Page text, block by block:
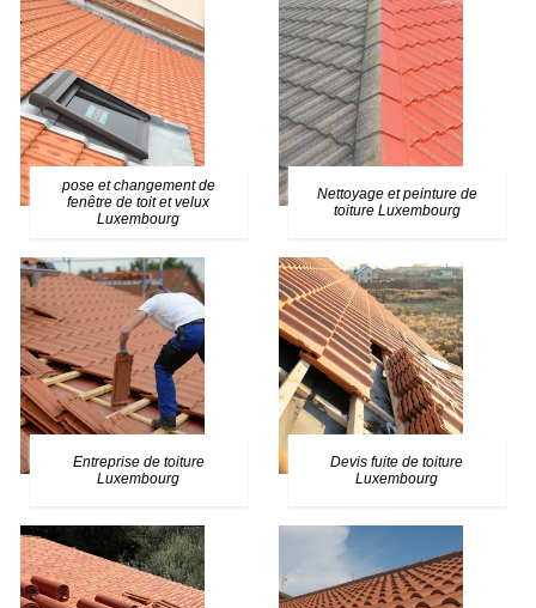
pose et changement de
fenêtre de toit et velux
Luxembourg
Nettoyage et peinture de
toiture Luxembourg
Entreprise de toiture
Luxembourg
Devis fuite de toiture
Luxembourg